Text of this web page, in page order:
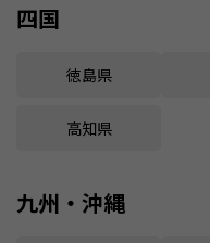
四国
徳島県
高知県
九州・沖縄